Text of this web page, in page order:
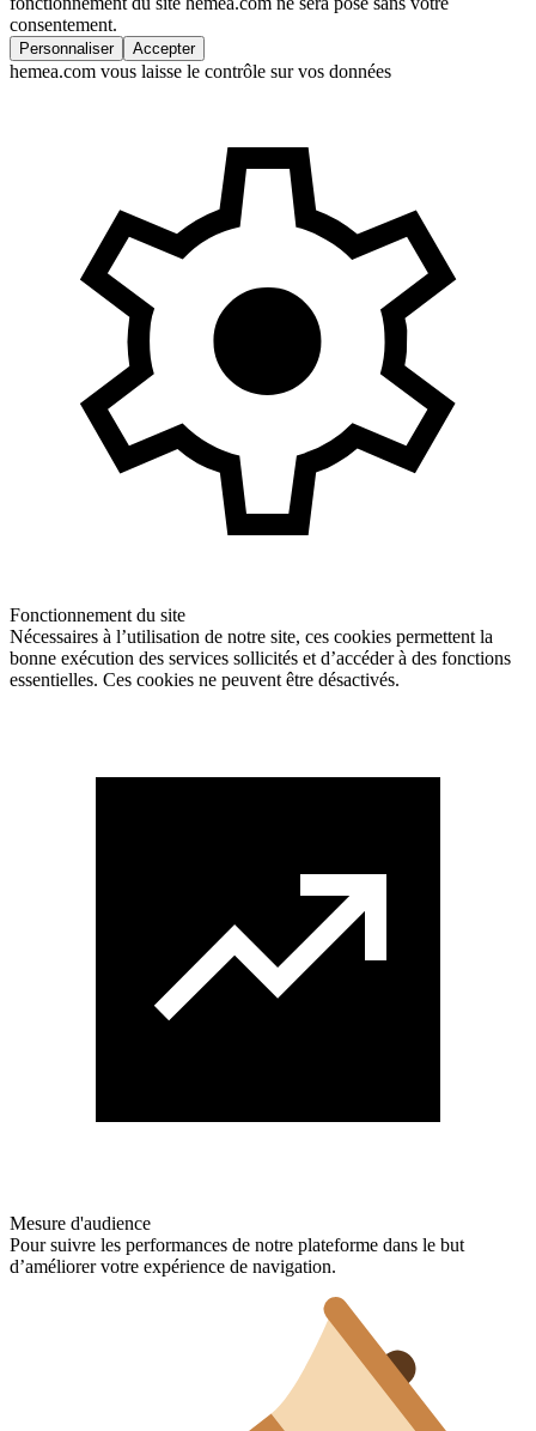
consentement.
Personnaliser Accepter
hemea.com vous laisse le contrôle sur vos données
Fonctionnement du site
Nécessaires à l’utilisation de notre site, ces cookies permettent la
bonne exécution des services sollicités et d’accéder à des fonctions
essentielles. Ces cookies ne peuvent être désactivés.
Mesure d'audience
Pour suivre les performances de notre plateforme dans le but
d’améliorer votre expérience de navigation.